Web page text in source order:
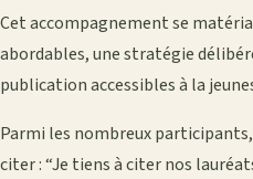
Cet accompagnement se
abordables, une stratégie
publication accessibles à la
Parmi les nombreux
citer : “Je tiens à citer nos